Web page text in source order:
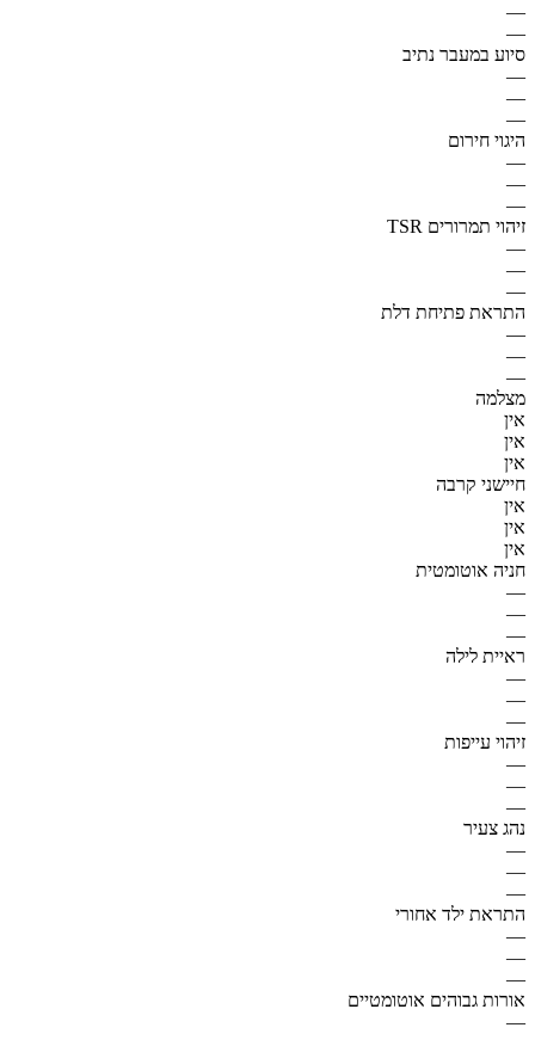
—
—
סיוע במעבר נתיב
—
—
—
היגוי חירום
—
—
—
זיהוי תמרורים TSR
—
—
—
התראת פתיחת דלת
—
—
—
מצלמה
אין
אין
אין
חיישני קרבה
אין
אין
אין
חניה אוטומטית
—
—
—
ראיית לילה
—
—
—
זיהוי עייפות
—
—
—
נהג צעיר
—
—
—
התראת ילד אחורי
—
—
—
אורות גבוהים אוטומטיים
—